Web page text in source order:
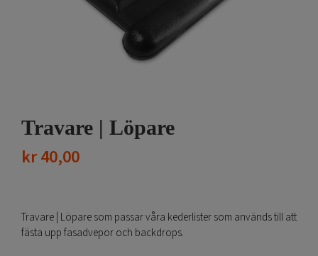
Travare | Löpare
kr40,00
Travare | Löpare som passar våra kederlister som används till att
fästa upp fasadvepor och backdrops.